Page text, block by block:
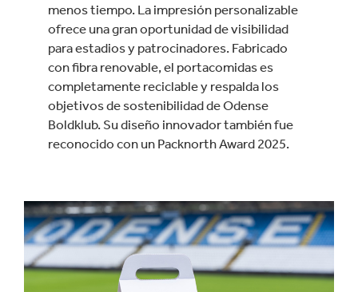
menos tiempo. La impresión personalizable
ofrece una gran oportunidad de visibilidad
para estadios y patrocinadores. Fabricado
con fibra renovable, el portacomidas es
completamente reciclable y respalda los
objetivos de sostenibilidad de Odense
Boldklub. Su diseño innovador también fue
reconocido con un Packnorth Award 2025.